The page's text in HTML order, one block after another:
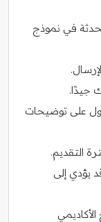
في نموذج
جيدًا.
على توضيحات
التقديم.
يؤدي إلى